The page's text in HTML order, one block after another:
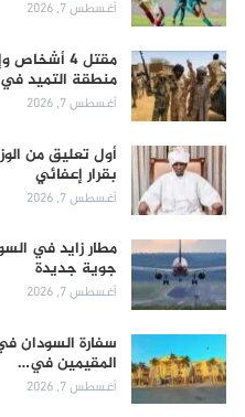
أغسطس 7, 2026
مقتل 4
منطقة التميد
أغسطس 7, 2026
أول تعليق من
بقرار إعفائي
أغسطس 7, 2026
مطار زايد في
جوية جديدة
أغسطس 7, 2026
سفارة السودان
المقيمين في…
أغسطس 7, 2026